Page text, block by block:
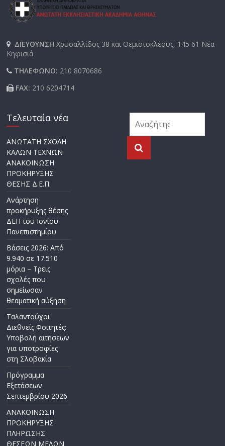
ΔΙΕΥΘΥΝΣΗΧρυσαλλίδος 38 και Θεμιστοκλέους, 145 61 Νέα
Κηφισιά
ΤΗΛΕΦΩΝΟ: 210 8070686
FAX: 210 6204714
Τελευταία νέα
ΑΝΩΤΑΤΗ ΣΧΟΛΗ
ΚΑΛΩΝ ΤΕΧΝΩΝ
ΑΝΑΚΟΙΝΩΣΗ
ΠΡΟΚΗΡΥΞΗΣ
ΘΕΣΗΣ Δ.Ε.Π.
Ανάρτηση
προκήρυξης θέσης
ΔΕΠ του Ιονίου
Πανεπιστημίου
Βάσεις 2026: Από
9.940 σε 17.510
μόρια – Τρεις
σχολές που
σημείωσαν
θεαματική αύξηση
Ταλαντούχοι
Διεθνείς Φοιτητές:
Υποβολή αιτήσεων
για υποτροφίες
στη Σλοβακία
Πρόγραμμα
Εξετάσεων
Σεπτεμβρίου 2026
ΑΝΑΚΟΙΝΩΣΗ
ΠΡΟΚΗΡΥΞΗΣ
ΠΛΗΡΩΣΗΣ
ΘΕΣΕΩΝ ΜΕΛΩΝ